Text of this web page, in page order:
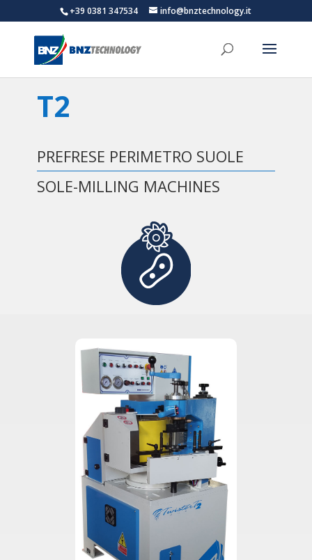
+39 0381 347534 info@bnztechnology.it
T2
PREFRESE PERIMETRO SUOLE
SOLE-MILLING MACHINES